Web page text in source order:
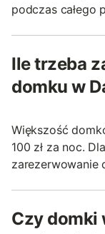
podczas całego
Ile trzeba
domku w
Większość
100 zł za noc.
zarezerwowanie
Czy domki